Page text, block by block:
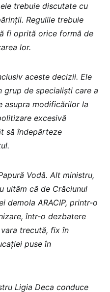
trebuie discutate cu
Regulile trebuie
fi oprită orice formă de
lor.
aceste decizii. Ele
de specialiști care a
asupra modificărilor la
excesivă
să îndepărteze
Vodă. Alt ministru,
uităm că de Crăciunul
demola ARACIP, printr-o
într-o dezbatere
trecută, fix în
puse în
Ligia Deca conduce